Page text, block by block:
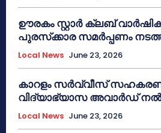
ഊരകം സ്റ്റാർ ക്ലബ്
പുരസ്‌ക്കാര സമർപ്പണം
Local News June 23, 2026
കാറളം സർവ്വീസ്
വിദ്യാഭ്യാസ അവാർഡ്
Local News June 23, 2026